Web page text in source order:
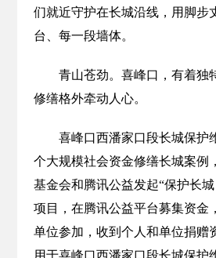
们就近守护在长城沿线，用脚步
台、每一段墙体。
青山苍劲。喜峰口，有着独
修缮格外牵动人心。
喜峰口西潘家口段长城保护
个大规模社会资金修缮长城案例
基金会和腾讯公益发起“保护长
项目，在腾讯公益平台募集资金
单位参加，收到个人和单位捐赠
用于喜峰口西潘家口段长城保护